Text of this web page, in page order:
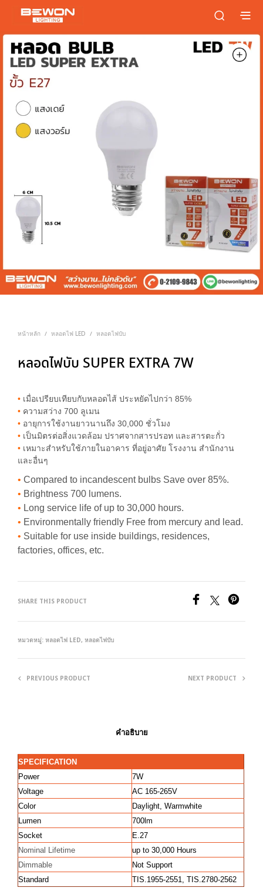
หน้าหลัก / หลอดไฟ LED / หลอดไฟบับ
หลอดไฟบับ SUPER EXTRA 7W
• เมื่อเปรียบเทียบกับหลอดไส้ ประหยัดไปกว่า 85%
• ความสว่าง 700 ลูเมน
• อายุการใช้งานยาวนานถึง 30,000 ชั่วโมง
• เป็นมิตรต่อสิ่งแวดล้อม ปราศจากสารปรอท และสารตะกั่ว
• เหมาะสำหรับใช้ภายในอาคาร ที่อยู่อาศัย โรงงาน สำนักงาน
และอื่นๆ
• Compared to incandescent bulbs Save over 85%.
• Brightness 700 lumens.
• Long service life of up to 30,000 hours.
• Environmentally friendly Free from mercury and lead.
• Suitable for use inside buildings, residences,
factories, offices, etc.
SHARE THIS PRODUCT
หมวดหมู่: หลอดไฟ LED, หลอดไฟบับ
PREVIOUS PRODUCT NEXT PRODUCT
คำอธิบาย
SPECIFICATION
Power
7W
Voltage
AC 165-265V
Color
Daylight, Warmwhite
Lumen
700lm
Socket
E.27
Nominal Lifetime
up to 30,000 Hours
Dimmable
Not Support
Standard
TIS.1955-2551, TIS.2780-2562